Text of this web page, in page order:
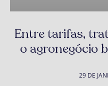
Entre tarifas,
o agronegócio
29 DE